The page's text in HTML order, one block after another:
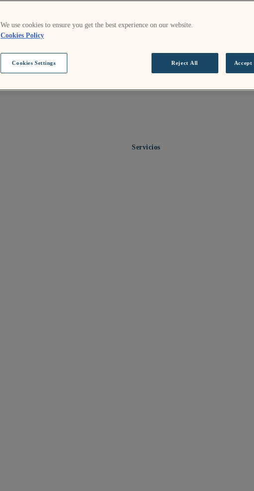
Servicios
We use cookies to ensure you get the best experience on our website.
Cookies Policy
Cookies Settings Reject All